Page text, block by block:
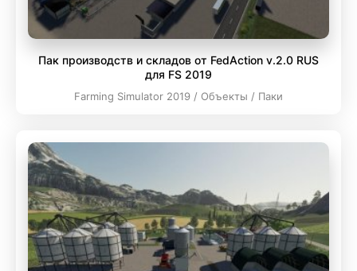
Пак производств и складов от FedAction v.2.0 RUS
для FS 2019
Farming Simulator 2019 / Объекты / Паки